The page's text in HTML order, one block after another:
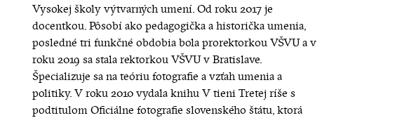
Vysokej školy výtvarných umení. Od roku 2017 je
docentkou. Pôsobí ako pedagogička a historička umenia,
posledné tri funkčné obdobia bola prorektorkou VŠVU a v
roku 2019 sa stala rektorkou VŠVU v Bratislave.
Špecializuje sa na teóriu fotografie a vzťah umenia a
politiky. V roku 2010 vydala knihu V tieni Tretej ríše s
podtitulom Oficiálne fotografie slovenského štátu, ktorá